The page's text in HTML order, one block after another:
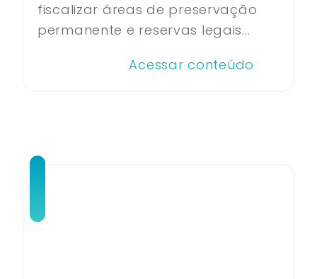
fiscalizar áreas de preservação
permanente e reservas legais...
Acessar conteúdo